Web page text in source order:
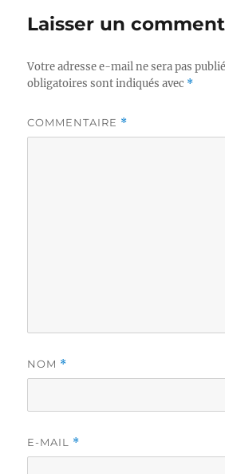
Laisser un
Votre adresse e-mail ne sera pas
obligatoires sont indiqués avec *
COMMENTAIRE *
NOM *
E-MAIL *